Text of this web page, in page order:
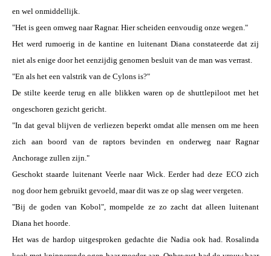
en wel onmiddellijk.
"Het is geen omweg naar Ragnar. Hier scheiden eenvoudig onze wegen."
Het werd rumoerig in de kantine en luitenant Diana constateerde dat zij
niet als enige door het eenzijdig genomen besluit van de man was verrast.
"En als het een valstrik van de Cylons is?"
De stilte keerde terug en alle blikken waren op de shuttlepiloot met het
ongeschoren gezicht gericht.
"In dat geval blijven de verliezen beperkt omdat alle mensen om me heen
zich aan boord van de raptors bevinden en onderweg naar Ragnar
Anchorage zullen zijn."
Geschokt staarde luitenant Veerle naar Wick. Eerder had deze ECO zich
nog door hem gebruikt gevoeld, maar dit was ze op slag weer vergeten.
"Bij de goden van Kobol", mompelde ze zo zacht dat alleen luitenant
Diana het hoorde.
Het was de hardop uitgesproken gedachte die Nadia ook had. Rosalinda